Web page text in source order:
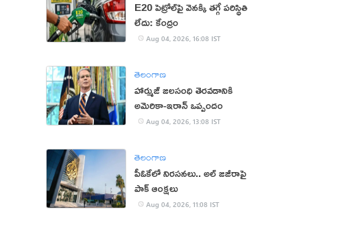
E20 పెట్రోల్‌పై వెనక్కి తగ్గే పరిస్థితి
లేదు: కేంద్రం
Aug 04, 2026, 16:08 IST
తెలంగాణ
హార్ముజ్ జలసంధి తెరవడానికి
అమెరికా-ఇరాన్ ఒప్పందం
Aug 04, 2026, 13:08 IST
తెలంగాణ
పీఓకేలో నిరసనలు.. అల్ జజీరాపై
పాక్ ఆంక్షలు
Aug 04, 2026, 11:08 IST